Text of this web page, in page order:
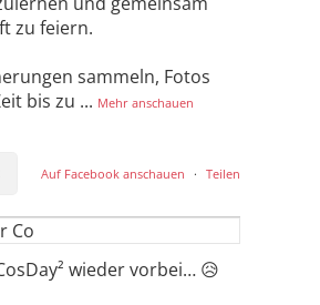
zu feiern.
sammeln, Fotos
bis zu ... Mehr anschauen
Auf Facebook anschauen · Teilen
wieder vorbei… 😥